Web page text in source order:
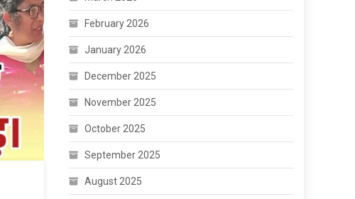
February 2026
January 2026
December 2025
November 2025
October 2025
September 2025
August 2025